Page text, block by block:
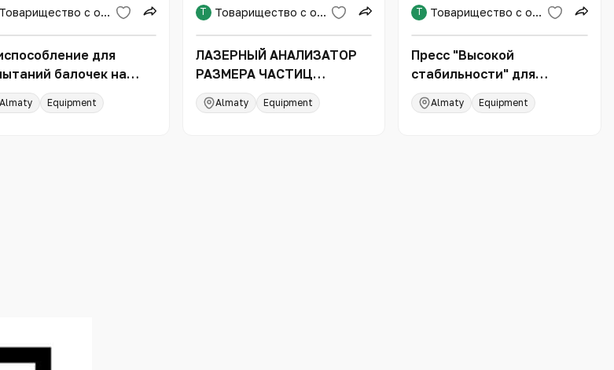
Товарищество с ограниченной ответственностью «Международная образовательная корпорация»
для
балочек на
Almaty Equipment
Т Товарищество с ограниченной ответственностью «Международная образовательная корпорация»
ЛАЗЕРНЫЙ АНАЛИЗАТОР
РАЗМЕРА ЧАСТИЦ
ANALYSETTE 22 NANOTEC
(FRITSCH
Almaty Equipment
Т Товарищество с ограниченной ответственностью «Международная образовательная корпорация»
Пресс "Высокой
стабильности" для
испытаний на сжатие до
2000/250 кН
Almaty Equipment